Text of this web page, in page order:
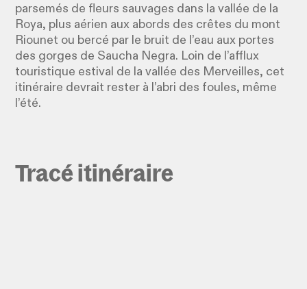
parsemés de fleurs sauvages dans la vallée de la
Roya, plus aérien aux abords des crêtes du mont
Riounet ou bercé par le bruit de l’eau aux portes
des gorges de Saucha Negra. Loin de l’afflux
touristique estival de la vallée des Merveilles, cet
itinéraire devrait rester à l’abri des foules, même
l’été.
Tracé itinéraire